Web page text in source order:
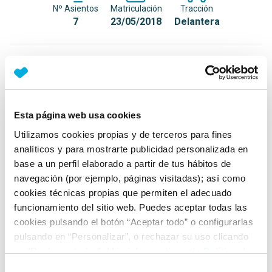
Esta página web usa cookies
Utilizamos cookies propias y de terceros para fines
analíticos y para mostrarte publicidad personalizada en
base a un perfil elaborado a partir de tus hábitos de
navegación (por ejemplo, páginas visitadas); así como
cookies técnicas propias que permiten el adecuado
funcionamiento del sitio web. Puedes aceptar todas las
cookies pulsando el botón “Aceptar todo” o configurarlas
pulsando en “Personalizar”, o rechazar su uso clicando
en “Rechazar todas”. Más información en laPolítica de
Nº Asientos
7
Matriculación
23/05/2018
Tracción
Delantera
Detalles destacados
Filtros cambiados el día 29 de Junio
Neumáticos nuevos de la semana 10 de 2025
Masaje en asiento del conductor
+ Ver todos
Ficha técnica
Exterior